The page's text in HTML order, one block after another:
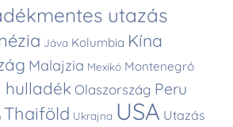
utazás
Jáva Kolumbia Kína
Malajzia Mexikó Montenegró
hulladék Olaszország Peru
Thaiföld Ukrajna USA Utazás